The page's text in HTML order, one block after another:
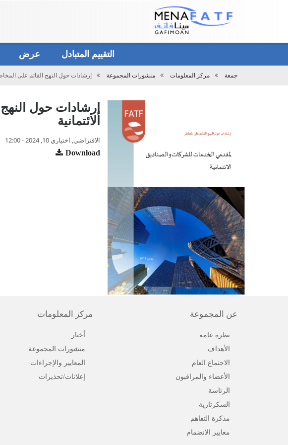
التقييم المتبادل عرض
تحميل
جمعة مركز المعلومات منشورات المجموعة إرشادات حول النهج القائم على
إرشادات حول
الائتمانية
الافتراضي, اختياري 10, 2024 - 12:00
Download
مركز المعلومات
أخبار
منشورات المجموعة
المعايير والإجراءات
إعلانات/تحذيرات
عن المجموعة
نظرة عامة
الأهداف
الاجتماع العام
الأعضاء والمراقبون
الرئاسة
السكرتارية
مذكرة التفاهم
معايير الانضمام